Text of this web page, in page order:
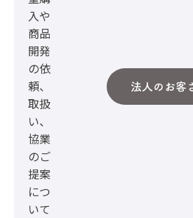
入や
商品
開発
の依
頼、
取扱
い、
協業
のご
提案
につ
いて
法人のお客